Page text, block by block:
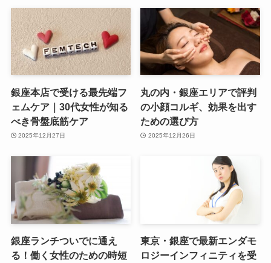
銀座本店で受ける最先端フ
ェムケア｜30代女性が知る
べき骨盤底筋ケア
2025年12月27日
丸の内・銀座エリアで評判
の小顔コルギ、効果を出す
ための選び方
2025年12月26日
銀座ランチついでに通え
る！働く女性のための時短
東京・銀座で最新エンダモ
ロジーインフィニティを受